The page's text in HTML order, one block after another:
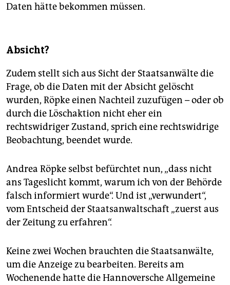
Daten hätte bekommen müssen.
Absicht?
Zudem stellt sich aus Sicht der Staatsanwälte die
Frage, ob die Daten mit der Absicht gelöscht
wurden, Röpke einen Nachteil zuzufügen – oder ob
durch die Löschaktion nicht eher ein
rechtswidriger Zustand, sprich eine rechtswidrige
Beobachtung, beendet wurde.
Andrea Röpke selbst befürchtet nun, „dass nicht
ans Tageslicht kommt, warum ich von der Behörde
falsch informiert wurde“. Und ist „verwundert“,
vom Entscheid der Staatsanwaltschaft „zuerst aus
der Zeitung zu erfahren“.
Keine zwei Wochen brauchten die Staatsanwälte,
um die Anzeige zu bearbeiten. Bereits am
Wochenende hatte die Hannoversche Allgemeine